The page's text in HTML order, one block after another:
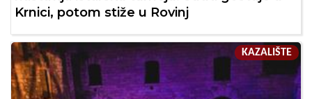
Krnici, potom stiže u Rovinj
KAZALIŠTE